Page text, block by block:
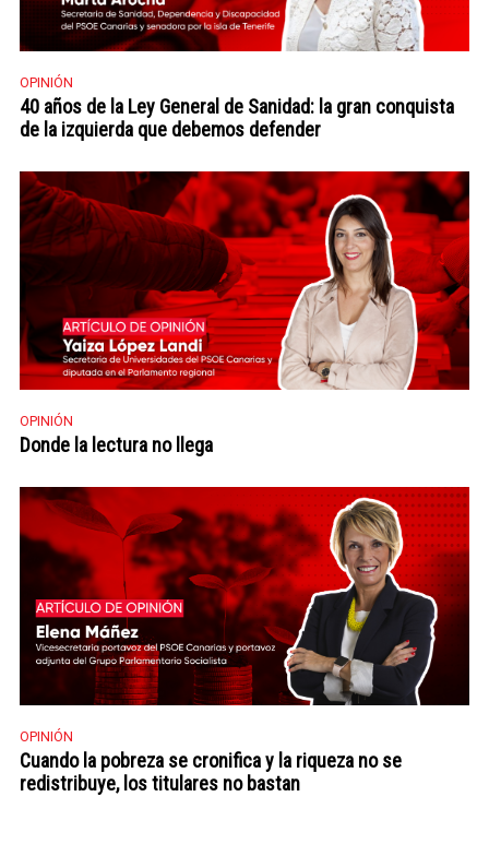
OPINIÓN
40 años de la Ley General de Sanidad: la gran conquista
de la izquierda que debemos defender
OPINIÓN
Donde la lectura no llega
OPINIÓN
Cuando la pobreza se cronifica y la riqueza no se
redistribuye, los titulares no bastan